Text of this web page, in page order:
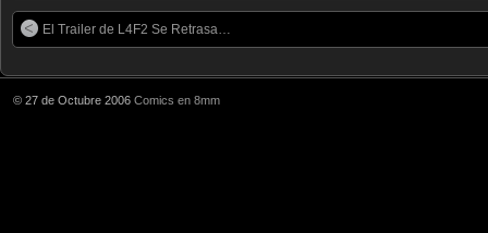
El Trailer de L4F2 Se Retrasa…
© 27 de Octubre 2006 Comics en 8mm